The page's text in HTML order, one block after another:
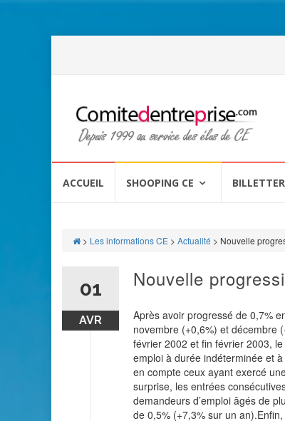
ACCUEIL SHOOPING CE
> Les informations CE > Actualité > Nouvelle
01
AVR
Nouvelle
Après avoir progressé de 0,7%
novembre (+0,6%) et décembre
février 2002 et fin février 2003,
emploi à durée indéterminée et
en compte ceux ayant exercé
surprise, les entrées
demandeurs d’emploi âgés de
de 0,5% (+7,3% sur un